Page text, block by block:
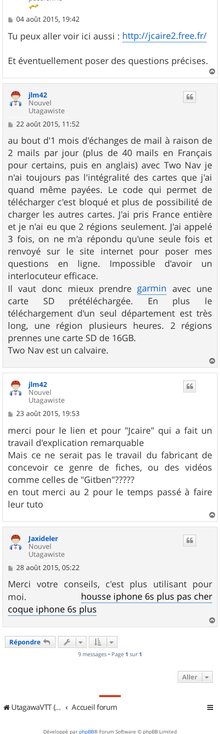
M
s
s
g
e
04 août 2015, 19:42
Tu peux aller voir ici aussi : http://jcaire2.free.fr/
Et éventuellement poser des questions précises.
a
jlm42
Nouvel
Utagawiste
M
s
s
g
e
22 août 2015, 11:52
au bout d'1 mois d'échanges de mail à raison de
2 mails par jour (plus de 40 mails en Français
pour certains, puis en anglais) avec Two Nav je
n'ai toujours pas l'intégralité des cartes que j'ai
quand même payées. Le code qui permet de
télécharger c'est bloqué et plus de possibilité de
charger les autres cartes. J'ai pris France entière
et je n'ai eu que 2 régions seulement. J'ai appelé
3 fois, on ne m'a répondu qu'une seule fois et
renvoyé sur le site internet pour poser mes
questions en ligne. Impossible d'avoir un
interlocuteur efficace.
Il vaut donc mieux prendregarmin avec une
carte SD prétéléchargée. En plus le
téléchargement d'un seul département est très
long, une région plusieurs heures. 2 régions
prennes une carte SD de 16GB.
Two Nav est un calvaire.
a
jlm42
Nouvel
Utagawiste
M
s
s
a
g
e
23 août 2015, 19:53
merci pour le lien et pour "Jcaire" qui a fait un
travail d'explication remarquable
Mais ce ne serait pas le travail du fabricant de
concevoir ce genre de fiches, ou des vidéos
comme celles de "Gitben"?????
en tout merci au 2 pour le temps passé à faire
leur tuto
a
Jaxideler
Nouvel
Utagawiste
M
s
s
a
g
e
28 août 2015, 05:22
Merci votre conseils, c'est plus utilisant pour
moi. housse iphone 6s plus pas cher
coque iphone 6s plus
a
Répondre
9 messages • Page 1 sur 1
Aller
UtagawaVTT (Randos VTT et VTTAE avec traces GPS) Accueil forum
Développé par phpBB® Forum Software © phpBB Limited